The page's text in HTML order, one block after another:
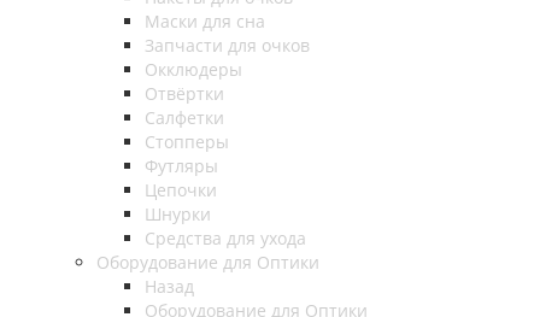
Маски для сна
Запчасти для очков
Окклюдеры
Отвёртки
Салфетки
Стопперы
Футляры
Цепочки
Шнурки
Средства для ухода
Оборудование для Оптики
Назад
Оборудование для Оптики